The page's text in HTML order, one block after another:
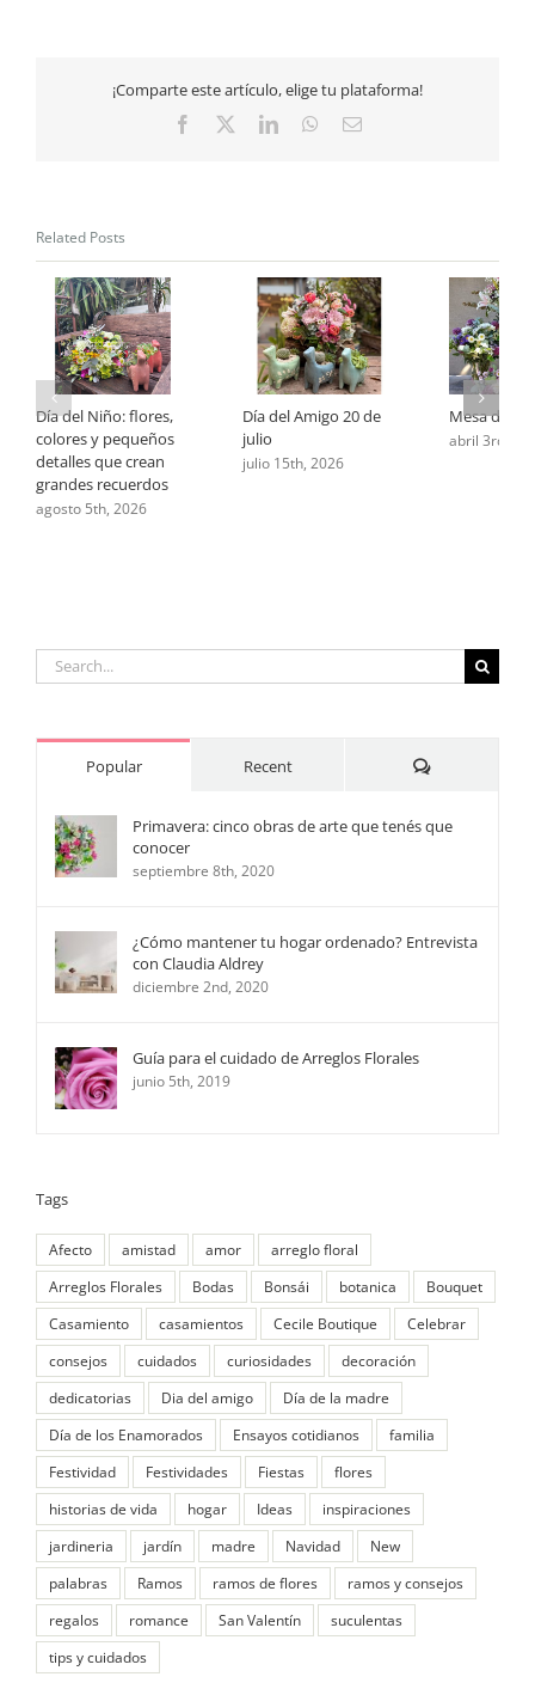
día
de
¡Comparte este artículo, elige tu plataforma!
Facebook LinkedInWhatsApp
Email
Related Posts
Día del Niño: flores,
colores y pequeños
detalles que crean
grandes recuerdos
agosto 5th, 2026
Día del Amigo 20 de
julio
julio 15th, 2026
Mesa de
abril 3rd,
Search
for:
Popular Recent Comments
Primavera: cinco obras de arte que tenés que
conocer
septiembre 8th, 2020
¿Cómo mantener tu hogar ordenado? Entrevista
con Claudia Aldrey
diciembre 2nd, 2020
Guía para el cuidado de Arreglos Florales
junio 5th, 2019
Tags
Afecto amistad amor
arreglo floral
Arreglos Florales
Bodas Bonsái botanica
Bouquet
Casamiento
casamientos Cecile Boutique
Celebrar
consejos
cuidados curiosidades
decoración
dedicatorias
Dia del amigo
Día de la madre
Día de los Enamorados
Ensayos cotidianos
familia
Festividad
Festividades Fiestas
flores
historias de vida
hogar Ideas
inspiraciones
jardineria
jardín madre Navidad
New
palabras
Ramos ramos de flores
ramos y consejos
regalos
romance San Valentín
suculentas
tips y cuidados